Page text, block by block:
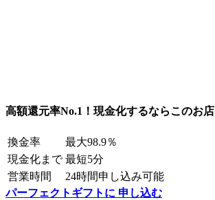
高額還元率No.1！現金化するならこのお店
換金率
最大98.9％
現金化まで 最短5分
営業時間
24時間申し込み可能
パーフェクトギフトに 申し込む